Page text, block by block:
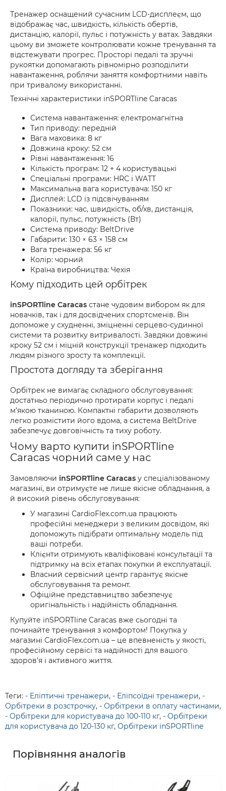
Тренажер оснащений сучасним LCD-дисплеєм, що
відображає час, швидкість, кількість обертів,
дистанцію, калорії, пульс і потужність у ватах. Завдяки
цьому ви зможете контролювати кожне тренування та
відстежувати прогрес. Просторі педалі та зручні
рукоятки допомагають рівномірно розподілити
навантаження, роблячи заняття комфортними навіть
при тривалому використанні.
Технічні характеристики inSPORTline Caracas
Система навантаження: електромагнітна
Тип приводу: передній
Вага маховика: 8 кг
Довжина кроку: 52 см
Рівні навантаження: 16
Кількість програм: 12 + 4 користувацькі
Спеціальні програми: HRC і WATT
Максимальна вага користувача: 150 кг
Дисплей: LCD із підсвічуванням
Показники: час, швидкість, об/хв, дистанція,
калорії, пульс, потужність (Вт)
Система приводу: BeltDrive
Габарити: 130 × 63 × 158 см
Вага тренажера: 56 кг
Колір: чорний
Країна виробництва: Чехія
Кому підходить цей орбітрек
inSPORTline Caracas стане чудовим вибором як для
новачків, так і для досвідчених спортсменів. Він
допоможе у схудненні, зміцненні серцево-судинної
системи та розвитку витривалості. Завдяки довжині
кроку 52 см і міцній конструкції тренажер підходить
людям різного зросту та комплекції.
Простота догляду та зберігання
Орбітрек не вимагає складного обслуговування:
достатньо періодично протирати корпус і педалі
м’якою тканиною. Компактні габарити дозволяють
легко розмістити його вдома, а система BeltDrive
забезпечує довговічність та тиху роботу.
Чому варто купити inSPORTline
Caracas чорний саме у нас
Замовляючи inSPORTline Caracas у спеціалізованому
магазині, ви отримуєте не лише якісне обладнання, а
й високий рівень обслуговування:
У магазині CardioFlex.com.ua працюють
професійні менеджери з великим досвідом, які
допоможуть підібрати оптимальну модель під
ваші потреби.
Клієнти отримують кваліфіковані консультації та
підтримку на всіх етапах покупки й експлуатації.
Власний сервісний центр гарантує якісне
обслуговування та ремонт.
Офіційне представництво забезпечує
оригінальність і надійність обладнання.
Купуйте inSPORTline Caracas вже сьогодні та
починайте тренування з комфортом! Покупка у
магазині CardioFlex.com.ua – це впевненість у якості,
професійному сервісі та надійності для вашого
здоров’я і активного життя.
Теги: - Еліптичні тренажери, - Еліпсоїдні тренажери, -
Орбітреки в розстрочку, - Орбітреки в оплату частинами,
- Орбітреки для користувача до 100-110 кг, - Орбітреки
для користувача до 120-130 кг, Орбітреки inSPORTline
Порівняння аналогів